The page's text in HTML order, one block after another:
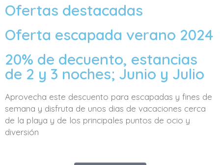
Ofertas destacadas
Oferta escapada verano 2024
20% de decuento, estancias
de 2 y 3 noches; Junio y Julio
Aprovecha este descuento para escapadas y fines de
semana y disfruta de unos dias de vacaciones cerca
de la playa y de los principales puntos de ocio y
diversión